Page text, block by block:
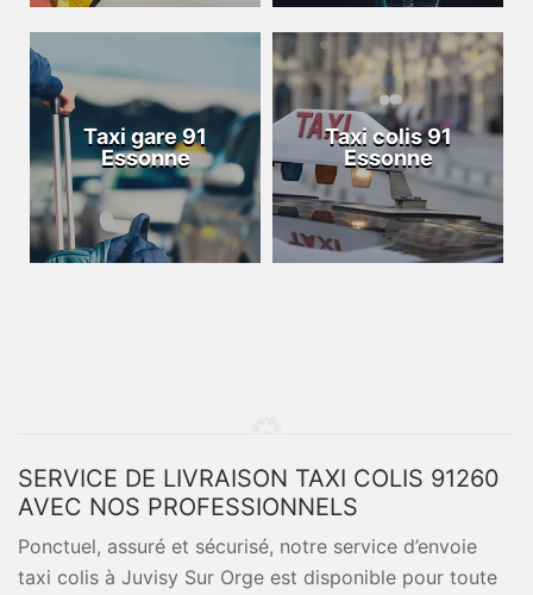
Taxi gare 91
Essonne
Taxi colis 91
Essonne
SERVICE DE LIVRAISON TAXI COLIS 91260
AVEC NOS PROFESSIONNELS
Ponctuel, assuré et sécurisé, notre service d’envoie
taxi colis à Juvisy Sur Orge est disponible pour toute